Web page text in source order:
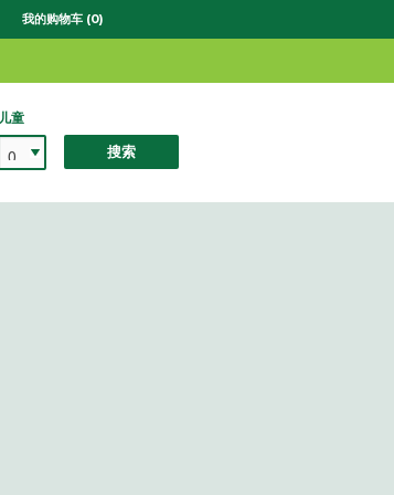
我的购物车 (0)
儿童
搜索